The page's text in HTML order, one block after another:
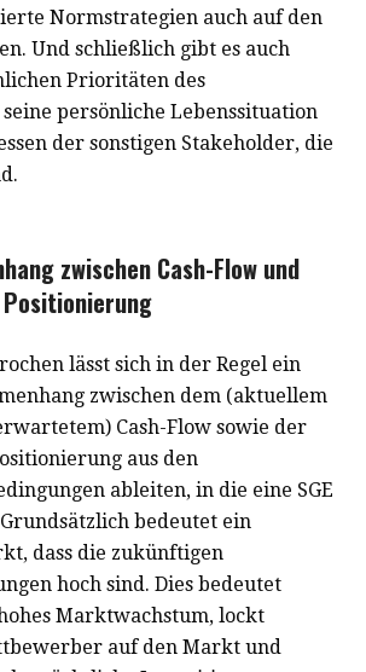
Normstrategien auch auf den
Und schließlich gibt es auch
Prioritäten des
persönliche Lebenssituation
der sonstigen Stakeholder, die
zwischen Cash-Flow und
lässt sich in der Regel ein
zwischen dem (aktuellem
Cash-Flow sowie der
aus den
ableiten, in die eine SGE
bedeutet ein
dass die zukünftigen
hoch sind. Dies bedeutet
Marktwachstum, lockt
auf den Markt und